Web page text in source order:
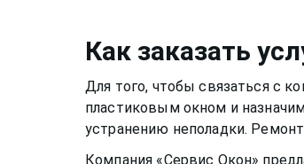
пластиковому окну, оно
теплыми годами.
Как заказать
Для того, чтобы связаться с
пластиковым окном и
устранению неполадки. Ремонт
Компания «Сервис Окон»